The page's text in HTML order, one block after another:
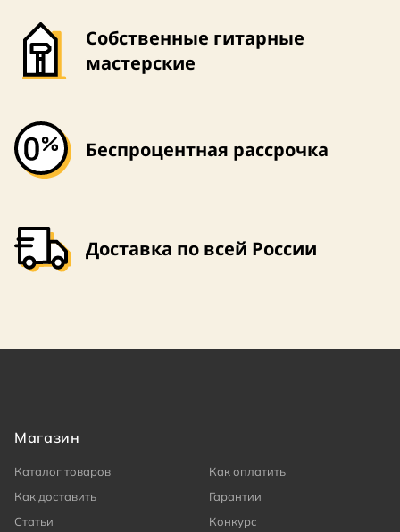
Собственные гитарные
мастерские
Беспроцентная рассрочка
Доставка по всей России
Магазин
Каталог товаров
Как оплатить
Как доставить
Гарантии
Статьи
Конкурс